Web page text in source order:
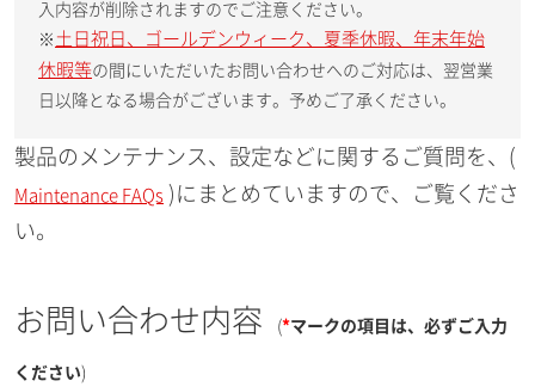
入内容が削除されますのでご注意ください。
※ 土日祝日、ゴールデンウィーク、夏季休暇、年末年始
休暇等の間にいただいたお問い合わせへのご対応は、翌営業
日以降となる場合がございます。予めご了承ください。
製品のメンテナンス、設定などに関するご質問を、(
Maintenance FAQs )にまとめていますので、ご覧くださ
い。
お問い合わせ内容 (*マークの項目は、必ずご入力
ください)